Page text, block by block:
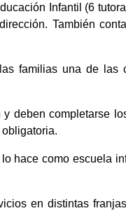
Infantil (6
También
familias una de las
deben completarse
hace como escuela
en distintas